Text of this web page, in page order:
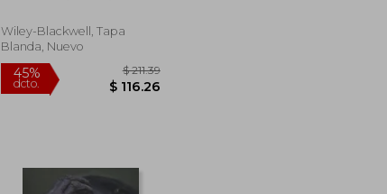
Wiley-Blackwell, Tapa
Blanda, Nuevo